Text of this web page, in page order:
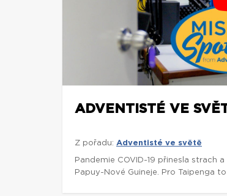
ADVENTISTÉ VE
Z pořadu: Adventisté ve světě
Pandemie COVID-19 přinesla strach
Papuy-Nové Guineje. Pro Taipenga